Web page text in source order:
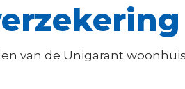
van de Unigarant